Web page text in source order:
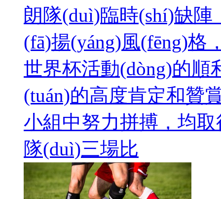
朗隊(duì)臨時(shí)缺陣
(fā)揚(yáng)風(fēng)格
世界杯活動(dòng)的順利
(tuán)的高度肯定和贊
小組中努力拼搏，均
隊(duì)三場比